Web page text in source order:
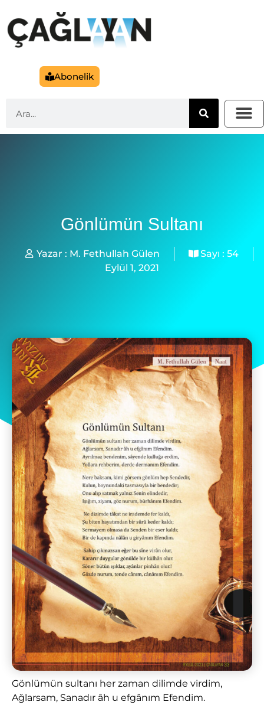
Abonelik
Gönlümün Sultanı
Yazar : M. Fethullah Gülen Sayı : 54
Eylül 1, 2021
Gönlümün sultanı her zaman dilimde virdim,
Ağlarsam, Sanadır âh u efgânım Efendim.